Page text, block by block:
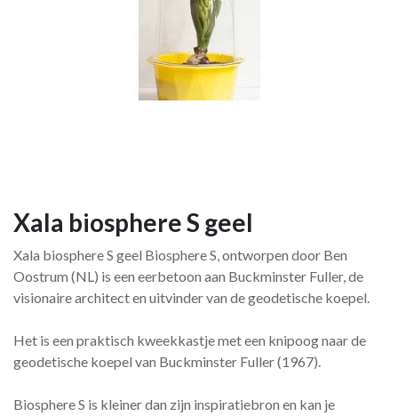
Xala biosphere S geel
Xala biosphere S geel Biosphere S, ontworpen door Ben
Oostrum (NL) is een eerbetoon aan Buckminster Fuller, de
visionaire architect en uitvinder van de geodetische koepel.
Het is een praktisch kweekkastje met een knipoog naar de
geodetische koepel van Buckminster Fuller (1967).
Biosphere S is kleiner dan zijn inspiratiebron en kan je